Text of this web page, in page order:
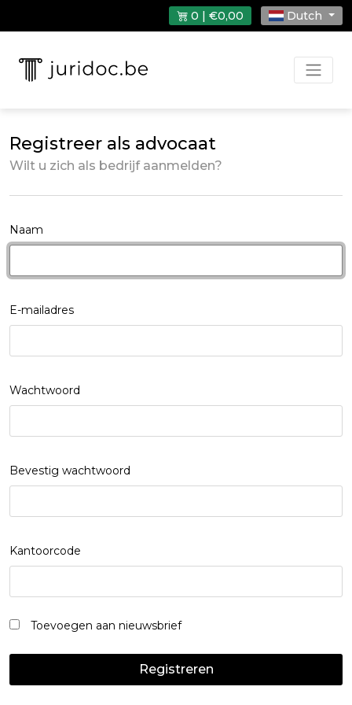
0 | €0,00 Dutch
Registreer als advocaat
Wilt u zich als bedrijf aanmelden?
Naam
E-mailadres
Wachtwoord
Bevestig wachtwoord
Kantoorcode
Toevoegen aan nieuwsbrief
Registreren